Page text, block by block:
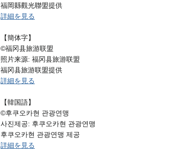
福岡縣觀光聯盟提供
詳細を見る
【簡体字】
©福冈县旅游联盟
照片来源: 福冈县旅游联盟
福冈县旅游联盟提供
詳細を見る
【韓国語】
©후쿠오카현 관광연맹
사진제공: 후쿠오카현 관광연맹
후쿠오카현 관광연맹 제공
詳細を見る